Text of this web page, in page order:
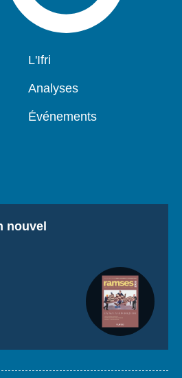
Navigation
L'Ifri
Analyses
Événements
nouvel